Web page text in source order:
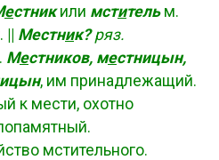
естникили мстительм.
Местник? ряз.
Местников, местницын,
, им принадлежащий.
к мести, охотно
мстительного.